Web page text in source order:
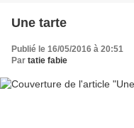
Une tarte
Publié le 16/05/2016 à 20:51
Par tatie fabie